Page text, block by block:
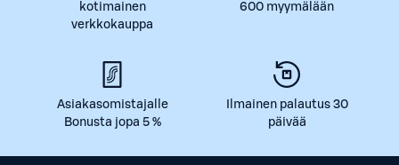
kotimainen
verkkokauppa
600 myymälään
Asiakasomistajalle
Bonusta jopa 5 %
Ilmainen palautus 30
päivää